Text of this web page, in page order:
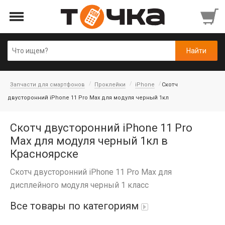
Запчасти для смартфонов Проклейки iPhone
Скотч
двусторонний iPhone 11 Pro Max для модуля черный 1кл
Скотч двусторонний iPhone 11 Pro
Max для модуля черный 1кл в
Красноярске
Скотч двусторонний iPhone 11 Pro Max для
дисплейного модуля черный 1 класс
Все товары по категориям